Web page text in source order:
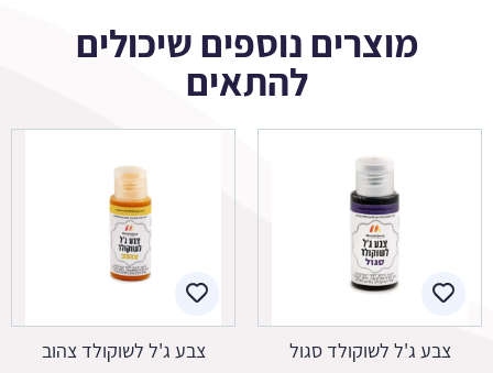
מוצרים נוספים שיכולים
להתאים
צבע ג'ל לשוקולד סגול צבע ג'ל לשוקולד צהוב